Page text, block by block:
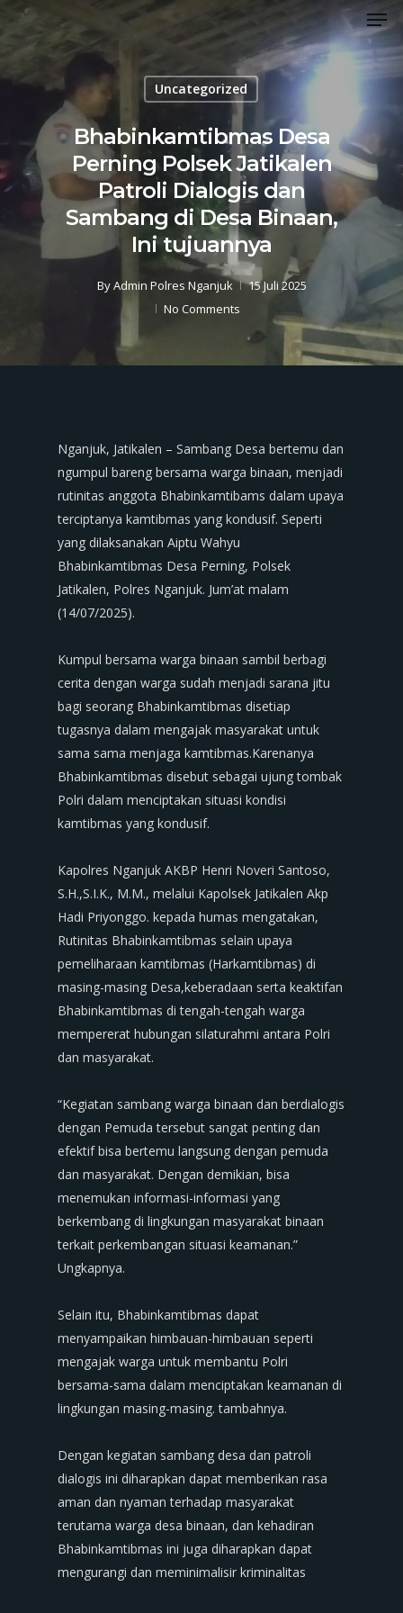
Skip
to
main
content
Uncategorized
Bhabinkamtibmas Desa
Perning Polsek Jatikalen
Patroli Dialogis dan
Sambang di Desa Binaan,
Ini tujuannya
ByAdmin Polres Nganjuk
15 Juli 2025
No Comments
‎Nganjuk, Jatikalen – Sambang Desa bertemu dan
ngumpul bareng bersama warga binaan, menjadi
rutinitas anggota Bhabinkamtibams dalam upaya
terciptanya kamtibmas yang kondusif. Seperti
yang dilaksanakan Aiptu Wahyu
Bhabinkamtibmas Desa Perning, Polsek
Jatikalen, Polres Nganjuk. Jum’at malam
(14/07/2025).
‎Kumpul bersama warga binaan sambil berbagi
cerita dengan warga sudah menjadi sarana jitu
bagi seorang Bhabinkamtibmas disetiap
tugasnya dalam mengajak masyarakat untuk
sama sama menjaga kamtibmas.Karenanya
Bhabinkamtibmas disebut sebagai ujung tombak
Polri dalam menciptakan situasi kondisi
kamtibmas yang kondusif.
‎Kapolres Nganjuk AKBP Henri Noveri Santoso,
S.H.,S.I.K., M.M., melalui Kapolsek Jatikalen Akp
Hadi Priyonggo. kepada humas mengatakan,
Rutinitas Bhabinkamtibmas selain upaya
pemeliharaan kamtibmas (Harkamtibmas) di
masing-masing Desa,keberadaan serta keaktifan
Bhabinkamtibmas di tengah-tengah warga
mempererat hubungan silaturahmi antara Polri
dan masyarakat.
‎“Kegiatan sambang warga binaan dan berdialogis
dengan Pemuda tersebut sangat penting dan
efektif bisa bertemu langsung dengan pemuda
dan masyarakat. Dengan demikian, bisa
menemukan informasi-informasi yang
berkembang di lingkungan masyarakat binaan
terkait perkembangan situasi keamanan.”
Ungkapnya.
‎Selain itu, Bhabinkamtibmas dapat
menyampaikan himbauan-himbauan seperti
mengajak warga untuk membantu Polri
bersama-sama dalam menciptakan keamanan di
lingkungan masing-masing. tambahnya.
‎Dengan kegiatan sambang desa dan patroli
dialogis ini diharapkan dapat memberikan rasa
aman dan nyaman terhadap masyarakat
terutama warga desa binaan, dan kehadiran
Bhabinkamtibmas ini juga diharapkan dapat
mengurangi dan meminimalisir kriminalitas
Close
Menu